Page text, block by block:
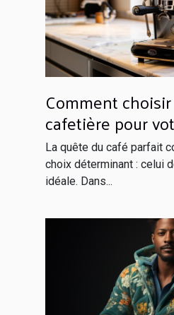
Comment
cafetière pour
La quête du café parfait
choix déterminant : celui
idéale. Dans...